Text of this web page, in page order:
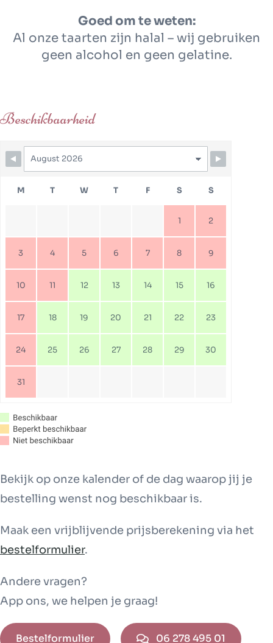
Goed om te weten:
Al onze taarten zijn halal – wij gebruiken
geen alcohol en geen gelatine.
Beschikbaarheid
M T W T F S S
1 2
3 4 5 6 7 8 9
10 11 12 13 14 15 16
17 18 19 20 21 22 23
24 25 26 27 28 29 30
31
Bekijk op onze kalender of de dag waarop jij je
bestelling wenst nog beschikbaar is.
Maak een vrijblijvende prijsberekening via het
bestelformulier.
Andere vragen?
App ons, we helpen je graag!
Bestelformulier 06 278 495 01